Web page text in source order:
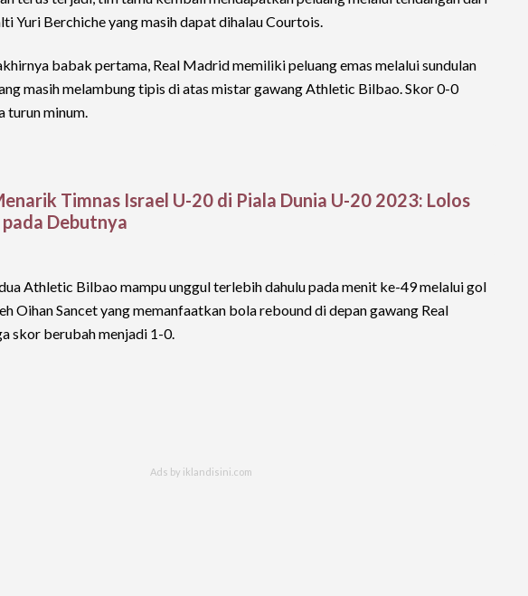
Yuri Berchiche yang masih dapat dihalau Courtois.
babak pertama, Real Madrid memiliki peluang emas melalui sundulan
masih melambung tipis di atas mistar gawang Athletic Bilbao. Skor 0-0
turun minum.
Timnas Israel U-20 di Piala Dunia U-20 2023: Lolos
Debutnya
Athletic Bilbao mampu unggul terlebih dahulu pada menit ke-49 melalui gol
Oihan Sancet yang memanfaatkan bola rebound di depan gawang Real
skor berubah menjadi 1-0.